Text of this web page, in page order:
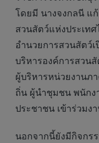
โดยมี นางจงกลนี แ
สวนสัตว์แห่งประเท
อำนวยการสวนสัตว์
บริหารองค์การสวน
ผู้บริหารหน่วยงานภ
ถิ่น ผู้นำชุมชน พนักง
ประชาชน เข้าร่วมง
นอกจากนี้ยังมีกิจกร